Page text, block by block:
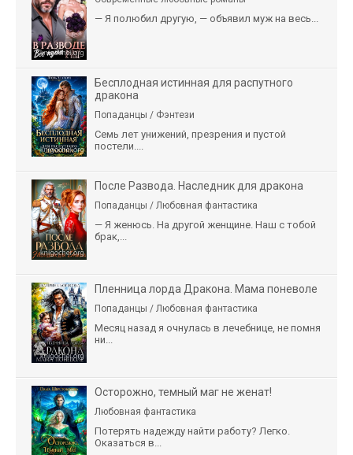
— Я полюбил другую, — объявил муж на весь...
Бесплодная истинная для распутного
дракона
Попаданцы / Фэнтези
Семь лет унижений, презрения и пустой
постели....
После Развода. Наследник для дракона
Попаданцы / Любовная фантастика
— Я женюсь. На другой женщине. Наш с тобой
брак,...
Пленница лорда Дракона. Мама поневоле
Попаданцы / Любовная фантастика
Месяц назад я очнулась в лечебнице, не помня
ни...
Осторожно, темный маг не женат!
Любовная фантастика
Потерять надежду найти работу? Легко.
Оказаться в...